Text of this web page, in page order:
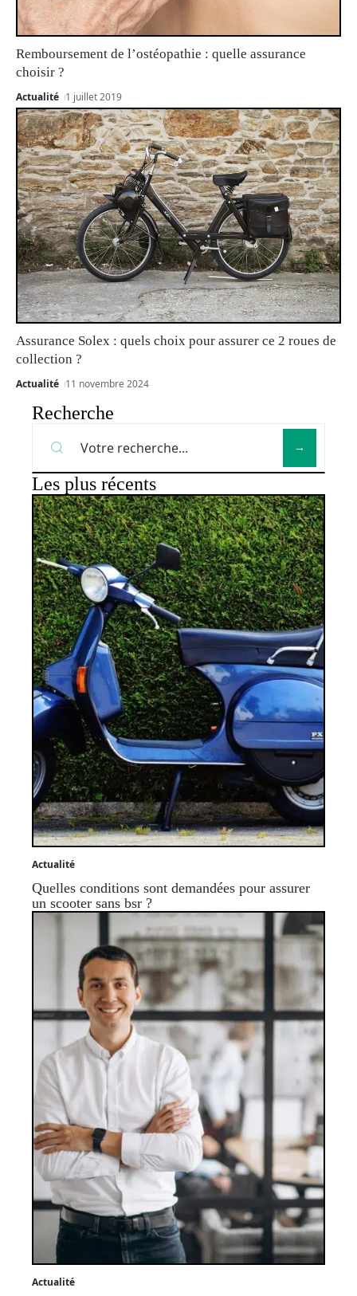
Remboursement de l’ostéopathie : quelle assurance
choisir ?
Actualité 1 juillet 2019
Assurance Solex : quels choix pour assurer ce 2 roues de
collection ?
Actualité 11 novembre 2024
Recherche
Les plus récents
Actualité
Quelles conditions sont demandées pour assurer
un scooter sans bsr ?
Actualité